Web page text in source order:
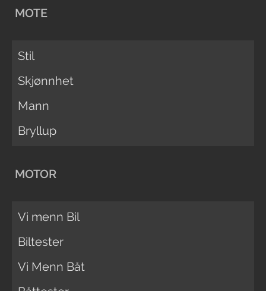
MOTE
Stil
Skjønnhet
Mann
Bryllup
MOTOR
Vi menn Bil
Biltester
Vi Menn Båt